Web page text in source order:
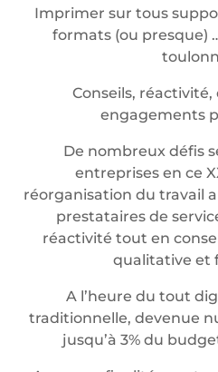
Imprimer sur tous
formats (ou presque)
Conseils,
engagements
De nombreux défis
entreprises en ce
réorganisation du travail
prestataires de
réactivité tout en
qualitative et
A l’heure du tout
traditionnelle, devenue
jusqu’à 3% du